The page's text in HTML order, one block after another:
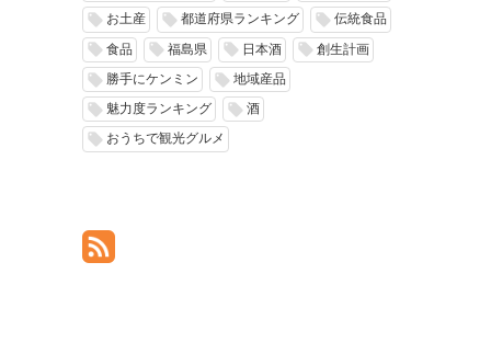
local_offer お土産 local_offer 都道府県ランキング local_offer 伝統食品
local_offer 食品 local_offer 福島県 local_offer 日本酒 local_offer 創生計画
local_offer 勝手にケンミン local_offer 地域産品
local_offer 魅力度ランキング local_offer 酒
local_offer おうちで観光グルメ